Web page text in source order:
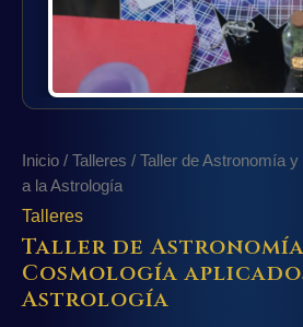
Inicio / Talleres / Taller de Astronomía
a la Astrología
Talleres
Taller de
Cosmología
Astrología